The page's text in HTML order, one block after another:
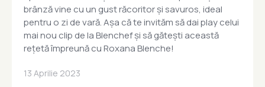
brânză vine cu un gust răcoritor și savuros, ideal
pentru o zi de vară. Așa că te invităm să dai play celui
mai nou clip de la Blenchef și să gătești această
rețetă împreună cu Roxana Blenche!
13 Aprilie 2023